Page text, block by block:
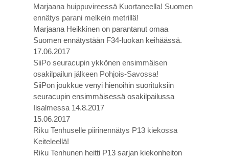
Marjaana huippuvireessä Kuortaneella! Suomen
ennätys parani melkein metrillä!
Marjaana Heikkinen on parantanut omaa
Suomen ennätystään F34-luokan keihäässä.
17.06.2017
SiiPo seuracupin ykkönen ensimmäisen
osakilpailun jälkeen Pohjois-Savossa!
SiiPon joukkue venyi hienoihin suorituksiin
seuracupin ensimmäisessä osakilpailussa
Iisalmessa 14.8.2017
15.06.2017
Riku Tenhuselle piirinennätys P13 kiekossa
Keiteleellä!
Riku Tenhunen heitti P13 sarjan kiekonheiton